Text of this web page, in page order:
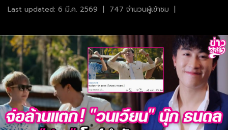
Last updated: 6 มี.ค. 2569 | 747 จำนวนผู้เข้าชม |